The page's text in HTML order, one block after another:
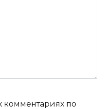
комментариях по